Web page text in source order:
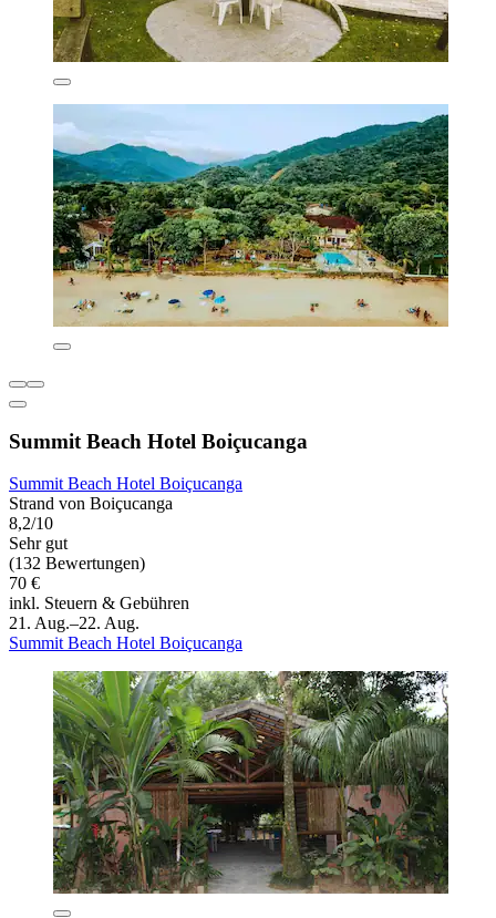
Summit Beach Hotel Boiçucanga
Summit Beach Hotel Boiçucanga
Strand von Boiçucanga
8,2/10
Sehr gut
(132 Bewertungen)
70 €
inkl. Steuern & Gebühren
21. Aug.–22. Aug.
Summit Beach Hotel Boiçucanga